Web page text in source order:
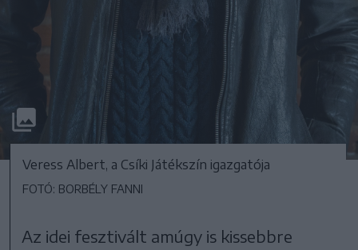
Veress Albert, a Csíki Játékszín igazgatója
FOTÓ: BORBÉLY FANNI
Az idei fesztivált amúgy is kissebbre